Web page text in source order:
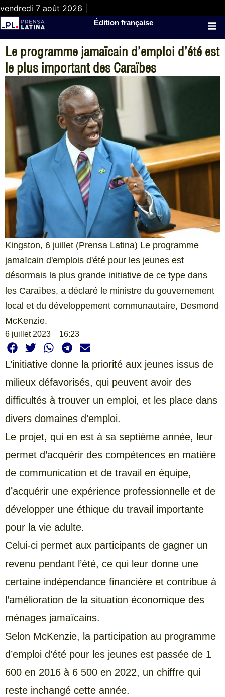
vendredi 7 août 2026 |
Édition française
Le programme jamaïcain d’emploi d’été est
le plus important des Caraïbes
Kingston, 6 juillet (Prensa Latina) Le programme
jamaïcain d'emplois d'été pour les jeunes est
désormais la plus grande initiative de ce type dans
les Caraïbes, a déclaré le ministre du gouvernement
local et du développement communautaire, Desmond
McKenzie.
6 juillet 2023 16:23
L’initiative donne la priorité aux jeunes issus de
milieux défavorisés, qui peuvent avoir des
difficultés à trouver un emploi, et les place dans
divers domaines d’emploi.
Le projet, qui en est à sa septième année, leur
permet d’acquérir des compétences en matière
de communication et de travail en équipe,
d’acquérir une expérience professionnelle et de
développer une éthique du travail importante
pour la vie adulte.
Celui-ci permet aux participants de gagner un
revenu pendant l’été, ce qui leur donne une
certaine indépendance financière et contribue à
l’amélioration de la situation économique des
ménages jamaïcains.
Selon McKenzie, la participation au programme
d’emploi d’été pour les jeunes est passée de 1
600 en 2016 à 6 500 en 2022, un chiffre qui
reste inchangé cette année.